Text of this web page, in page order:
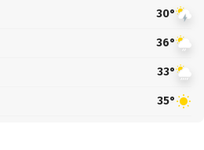
30°
36°
33°
35°